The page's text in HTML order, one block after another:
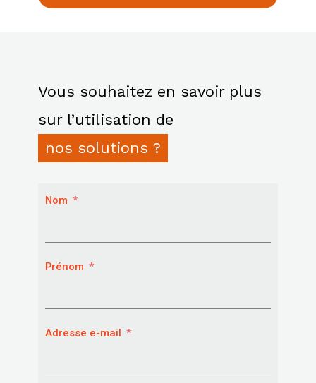
Vous souhaitez en savoir plus
sur l’utilisation de
nos solutions ?
Nom
Prénom
Adresse e-mail